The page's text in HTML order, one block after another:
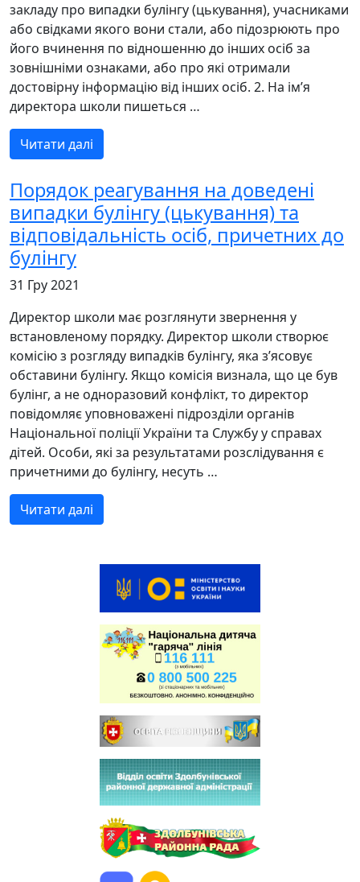
закладу про випадки булінгу (цькування), учасниками
або свідками якого вони стали, або підозрюють про
його вчинення по відношенню до інших осіб за
зовнішніми ознаками, або про які отримали
достовірну інформацію від інших осіб. 2. На ім’я
директора школи пишеться …
Читати далі
Порядок реагування на доведені
випадки булінгу (цькування) та
відповідальність осіб, причетних до
булінгу
31 Гру 2021
Директор школи має розглянути звернення у
встановленому порядку. Директор школи створює
комісію з розгляду випадків булінгу, яка з’ясовує
обставини булінгу. Якщо комісія визнала, що це був
булінг, а не одноразовий конфлікт, то директор
повідомляє уповноважені підрозділи органів
Національної поліції України та Службу у справах
дітей. Особи, які за результатами розслідування є
причетними до булінгу, несуть …
Читати далі